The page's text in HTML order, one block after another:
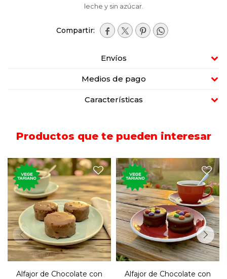
leche y sin azúcar.
   
Envíos
Medios de pago
Características
Productos que te pueden interesar
El tradicional postre dulce,
de chocolate, relleno de dulce
de leche y almendras.
Alfajor de Chocolate con
El tradicional postre dulce,
de chocolate, relleno de dulce
de leche con topping de
confites.
Alfajor de Chocolate con